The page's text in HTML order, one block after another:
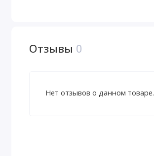
Отзывы 0
Нет отзывов о данном товаре.